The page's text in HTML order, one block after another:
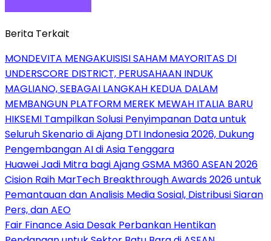
Berita Terkait
MONDEVITA MENGAKUISISI SAHAM MAYORITAS DI
UNDERSCORE DISTRICT, PERUSAHAAN INDUK
MAGLIANO, SEBAGAI LANGKAH KEDUA DALAM
MEMBANGUN PLATFORM MEREK MEWAH ITALIA BARU
HIKSEMI Tampilkan Solusi Penyimpanan Data untuk
Seluruh Skenario di Ajang DTI Indonesia 2026, Dukung
Pengembangan AI di Asia Tenggara
Huawei Jadi Mitra bagi Ajang GSMA M360 ASEAN 2026
Cision Raih MarTech Breakthrough Awards 2026 untuk
Pemantauan dan Analisis Media Sosial, Distribusi Siaran
Pers, dan AEO
Fair Finance Asia Desak Perbankan Hentikan